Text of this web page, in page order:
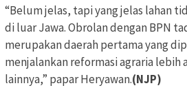
“Belum jelas, tapi yang jelas lahan
di luar Jawa. Obrolan dengan BPN
merupakan daerah pertama yang
menjalankan reformasi agraria lebih
lainnya,” papar Heryawan.(NJP)